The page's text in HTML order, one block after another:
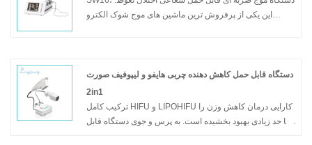
این یکی از پرفروش ترین ماشین های موج شوک الکترو
مدل: SW16
دستگاه قابل حمل کاهش دهنده چربی هایفو و لیپوفیف صورت
2in1
ترکیب کامل HIFU و LIPOHIFU کارایی درمان کاهش وزن را
تا حد زیادی بهبود بخشیده است. به پرس و جوی دستگاه قابل